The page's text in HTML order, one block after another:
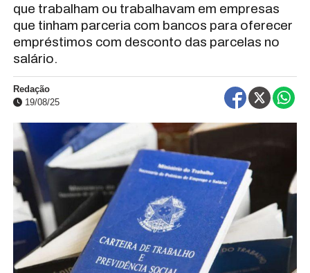
que trabalham ou trabalhavam em empresas
que tinham parceria com bancos para oferecer
empréstimos com desconto das parcelas no
salário.
Redação
19/08/25